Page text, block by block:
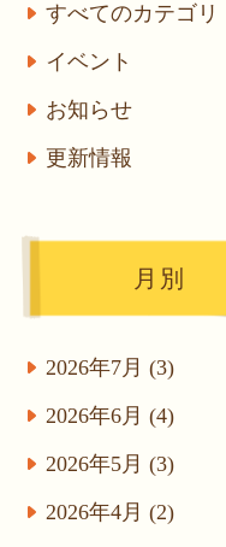
すべてのカテゴリ
イベント
お知らせ
更新情報
月別
2026年7月 (3)
2026年6月 (4)
2026年5月 (3)
2026年4月 (2)